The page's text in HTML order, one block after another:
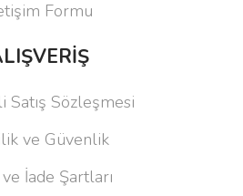
Formu
Satış Sözleşmesi
ve Güvenlik
İade Şartları